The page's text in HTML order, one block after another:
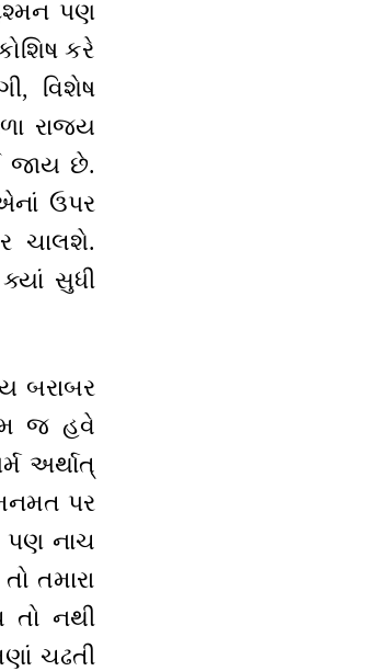
પણ
કરે
વિશેષ
રાજ્ય
જાય છે.
ઉપર
ચાલશે.
સુધી
બરાબર
જ હવે
અર્થાત્
પર
પણ નાચ
તમારા
તો નથી
ચઢતી